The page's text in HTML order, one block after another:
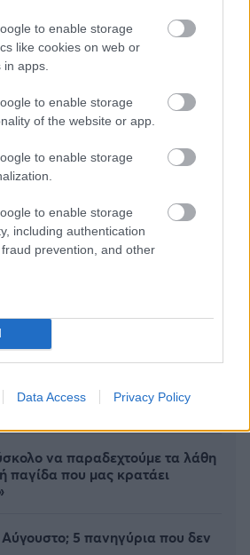
to enable storage
like cookies on web or
apps.
to enable storage
of the website or app.
to enable storage
to enable storage
including authentication
prevention, and other
Data Access Privacy Policy
ας τολμήσουμε τα
ελληνικό καλοκαίρι μέσα από τα
να παραδεχτούμε τα λάθη
παγίδα που μας κρατάει
5 πανηγύρια που δεν